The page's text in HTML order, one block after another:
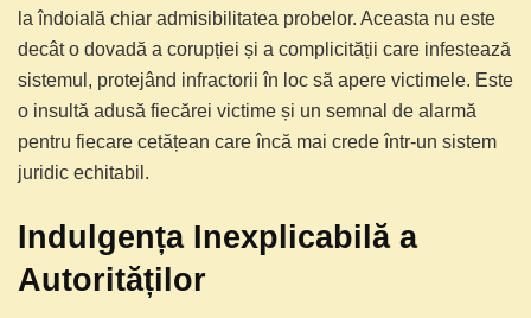
la îndoială chiar admisibilitatea probelor. Aceasta nu este
decât o dovadă a corupției și a complicității care infestează
sistemul, protejând infractorii în loc să apere victimele. Este
o insultă adusă fiecărei victime și un semnal de alarmă
pentru fiecare cetățean care încă mai crede într-un sistem
juridic echitabil.
Indulgența Inexplicabilă a
Autorităților